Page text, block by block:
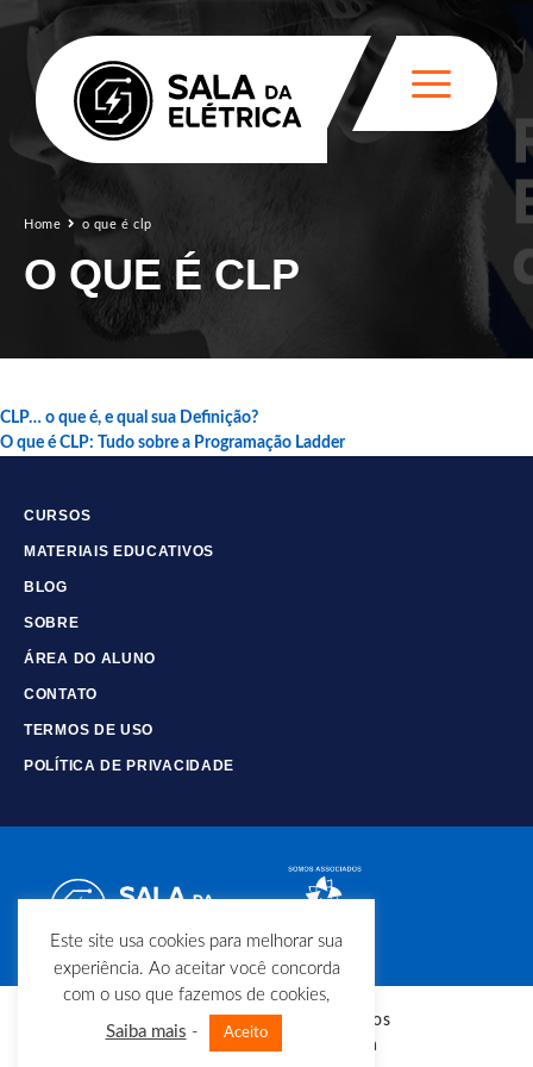
Home o que é clp
O QUE É CLP
CLP… o que é, e qual sua Definição?
O que é CLP: Tudo sobre a Programação Ladder
CURSOS
MATERIAIS EDUCATIVOS
BLOG
SOBRE
ÁREA DO ALUNO
CONTATO
TERMOS DE USO
POLÍTICA DE PRIVACIDADE
© Copyright - Todos os direitos
reservados - Sala da Elétrica
Este site usa cookies para melhorar sua
experiência. Ao aceitar você concorda
com o uso que fazemos de cookies,
Saiba mais - Aceito